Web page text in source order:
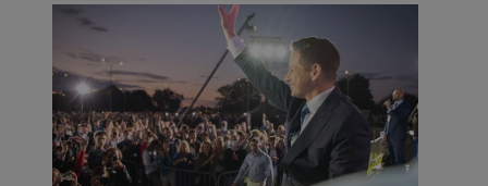
mojchorzow.pl
SessID mojchorzow.pl